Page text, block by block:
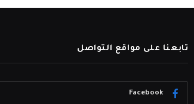
تابعنا على مواقع التواصل
Facebook